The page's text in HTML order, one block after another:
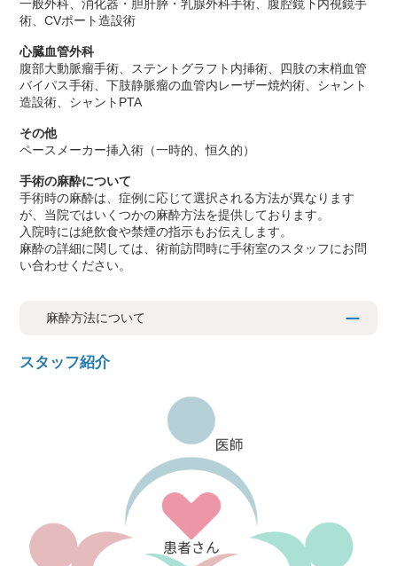
一般外科、消化器・胆肝膵・乳腺外科手術、腹腔鏡下内視鏡手
術、CVポート造設術
心臓血管外科
腹部大動脈瘤手術、ステントグラフト内挿術、四肢の末梢血管
バイパス手術、下肢静脈瘤の血管内レーザー焼灼術、シャント
造設術、シャントPTA
その他
ペースメーカー挿入術（一時的、恒久的）
手術の麻酔について
手術時の麻酔は、症例に応じて選択される方法が異なります
が、当院ではいくつかの麻酔方法を提供しております。
入院時には絶飲食や禁煙の指示もお伝えします。
麻酔の詳細に関しては、術前訪問時に手術室のスタッフにお問
い合わせください。
麻酔方法について
スタッフ紹介